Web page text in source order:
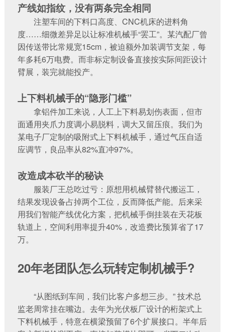
产线如指纹，没有两条完全相同‌
注塑车间的下料口高度、CNC机床的进料角
度……细微差异足以让标准机械手“罢工”。某汽配厂曾
因传送带比常规宽15cm，被迫额外加装调节支架，每
年多耗6万电费。而‌非标定制设备‌直接按实际间距设计
臂展，装完就能投产。
上下料机械手的“隐形门槛”‌
拿铝件加工来说，人工上下料易划伤表面，但市
面通用夹爪力度调小易脱料，调大又留压痕。我们为
某电子厂定制的吸附式‌上下料机械手‌，通过气压自适
应调节，良品率从82%直冲97%。
改造成本砍半的秘诀‌
服装厂王总吃过亏：原想用机械臂替代搬运工，
结果发现设备占掉两个工位，反而降低产能。后来采
用我们‌智能产线优化方案‌，把机械手倒挂装在天花板
轨道上，空间利用率提升40%，改造费比预算省了17
万。
20年老团队怎么玩转定制机械手?
“从图纸到车间，我们比客户多想三步。” 技术总
监老周常挂在嘴边。去年为光伏板厂设计的桁架式‌上
下料机械手‌，特意在横梁预留了6个扩展接口。半年后